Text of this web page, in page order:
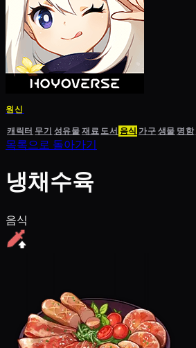
원신
캐릭터 무기 성유물재료도서 음식 가구생물 명함
목록으로 돌아가기
냉채수육
음식